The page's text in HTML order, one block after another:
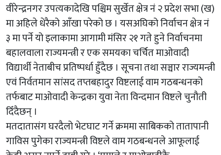
वीरेन्द्रनगर उपत्यकादेखि पश्चिम सुर्खेत क्षेत्र नं २ प्रदेश सभा (ख)
मा अहिले धेरैको आँखा परेको छ । यसअघिको निर्वाचन क्षेत्र नं
३ मा पर्ने यो इलाकामा आगामी मंसिर २१ गते हुने निर्वाचनमा
बहालवाला राज्यमन्त्री र एक समयका चर्चित माओवादी
विद्यार्थी नेताबीच प्रतिष्पर्धा हुँदैछ । सूचना तथा सञ्चार राज्यमन्त्री
एवं निर्वतमान सांसद तप्तबहादुर विष्टलाई वाम गठबन्धनको
तर्फबाट माओवादी केन्द्रका युवा नेता विन्दमान विष्टले चुनौती
दिँदैछन् ।
मतदातासंग घरदैलो भेटघाट गर्ने क्रममा साबिकको तातापानी
गाविस पुगेका राज्यमन्त्री विष्टले वाम गठबन्धनले आफूलाई